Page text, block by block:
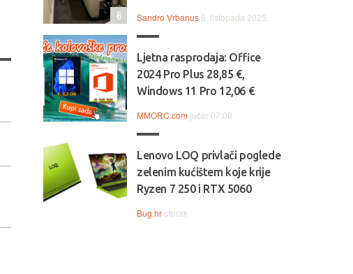
Sandro Vrbanus 6. listopada 2025.
6
Ljetna rasprodaja: Office
2024 Pro Plus 28,85 €,
Windows 11 Pro 12,06 €
MMORC.com jučer 07:00
Lenovo LOQ privlači poglede
zelenim kućištem koje krije
Ryzen 7 250 i RTX 5060
Bug.hr utorak